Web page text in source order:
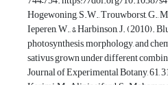
Hogewoning, S.W., Trouwborst, G.,
Ieperen, W., & Harbinson, J. (2010).
photosynthesis, morphology, and
sativus grown under different
Journal of Experimental Botany, 61,